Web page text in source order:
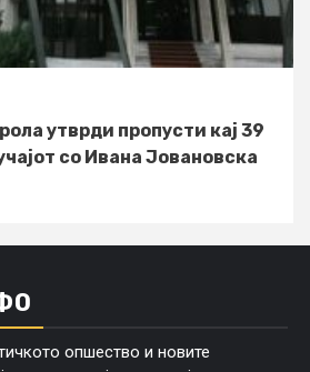
утврди пропусти кај 39
со Ивана Јовановска
опшество и новите